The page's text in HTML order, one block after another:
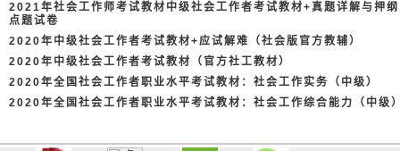
2021年社会工作师考试教材中级社会工作者考试教材+真题详解与押纲
点题试卷
2020年中级社会工作者考试教材+应试解难（社会版官方教辅）
2020年中级社会工作者考试教材（官方社工教材）
2020年全国社会工作者职业水平考试教材：社会工作实务（中级）
2020年全国社会工作者职业水平考试教材：社会工作综合能力（中级